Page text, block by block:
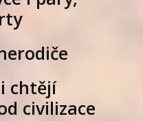
chtějí
civilizace